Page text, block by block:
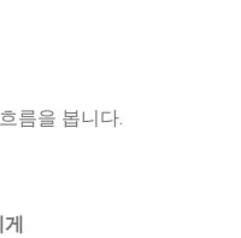
름을 봅니다.